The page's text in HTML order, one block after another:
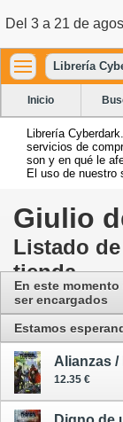
Del 3 a 21 de
Librería
Inicio
Librería
servicios de
son y en qué le
El uso de nuestro
Giulio
Listado
tienda
En este
ser encargados
Estamos
12.35 €